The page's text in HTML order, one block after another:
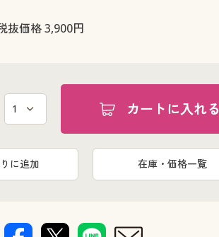
抜価格 3,900円
カートに入れる
に追加 在庫・価格一覧